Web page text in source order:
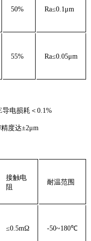
50% Ra≤0.1μm
55% Ra≤0.05μm
电损耗＜0.1%
度达±2μm
接触电
阻
耐温范围
≤0.5mΩ -50~180℃